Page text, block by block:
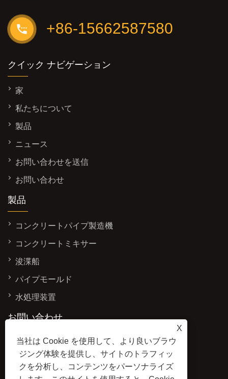
X
当社は Cookie を使用して、より良いブラウ
ジング体験を提供し、サイトのトラフィッ
クを分析し、コンテンツをパーソナライズ
+86-15662587580
クイック ナビゲーション
家
私たちについて
製品
ニュース
お問い合わせを送信
お問い合わせ
製品
コンクリートパイプ製造機
コンクリートミキサー
浚渫船
パイプモールド
水処理装置
お問い合わせ
住所: 中国山東省青州市経済開発区雅東街西
3337号
Eメール:sales@baolaimachinery.com